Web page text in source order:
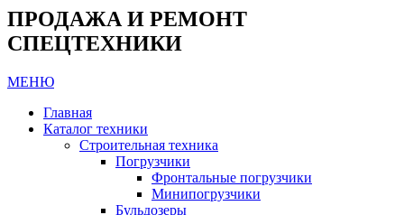
ПРОДАЖА И РЕМОНТ
СПЕЦТЕХНИКИ
МЕНЮ
Главная
Каталог техники
Строительная техника
Погрузчики
Фронтальные погрузчики
Минипогрузчики
Бульдозеры